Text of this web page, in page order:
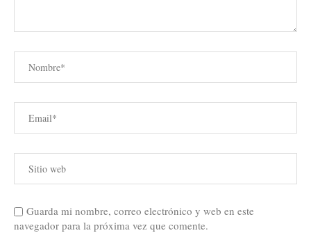
Guarda mi nombre, correo electrónico y web en este
navegador para la próxima vez que comente.